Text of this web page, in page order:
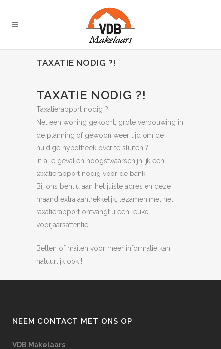
TAXATIE NODIG ?!
TAXATIE NODIG ?!
Taxatierapport nodig ?!
Net een woning gekocht, grote verbouwing in
de planning of gewoon weer tijd om de
huidige hypotheek over te sluiten ?!
In alle gevallen hoogstwaarschijnlijk een
taxatierapport nodig voor de bank.
Bij ons bent u aan het juiste adres én deze
maand extra aantrekkelijk; tezamen met het
taxatierapport ontvangt u een leuke
voorjaarsattentie !
Bellen of mailen voor meer informatie kan
natuurlijk ook !
NEEM CONTACT MET ONS OP
VDB Makelaars